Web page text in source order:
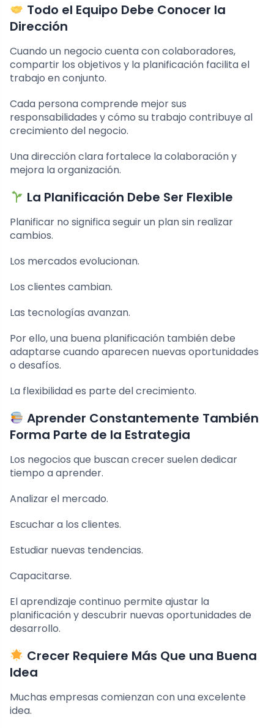
Todo el Equipo Debe Conocer la
Dirección
Cuando un negocio cuenta con colaboradores,
compartir los objetivos y la planificación facilita el
trabajo en conjunto.
Cada persona comprende mejor sus
responsabilidades y cómo su trabajo contribuye al
crecimiento del negocio.
Una dirección clara fortalece la colaboración y
mejora la organización.
La Planificación Debe Ser Flexible
Planificar no significa seguir un plan sin realizar
cambios.
Los mercados evolucionan.
Los clientes cambian.
Las tecnologías avanzan.
Por ello, una buena planificación también debe
adaptarse cuando aparecen nuevas oportunidades
o desafíos.
La flexibilidad es parte del crecimiento.
Aprender Constantemente También
Forma Parte de la Estrategia
Los negocios que buscan crecer suelen dedicar
tiempo a aprender.
Analizar el mercado.
Escuchar a los clientes.
Estudiar nuevas tendencias.
Capacitarse.
El aprendizaje continuo permite ajustar la
planificación y descubrir nuevas oportunidades de
desarrollo.
Crecer Requiere Más Que una Buena
Idea
Muchas empresas comienzan con una excelente
idea.